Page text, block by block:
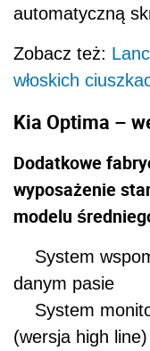
automatyczną
Zobacz też:
włoskich
Kia Optima –
Dodatkowe
wyposażenie
modelu
System
danym pasie
System
(wersja high line)